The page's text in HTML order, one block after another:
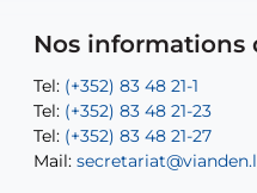
Nos informations
Tel: (+352) 83 48 21-1
Tel: (+352) 83 48 21-23
Tel: (+352) 83 48 21-27
Mail:
Tel: (+352) 83 48 21-20
Tel: (+352) 83 48 21-22
Mail:
Mail:
Mail:recette@vianden.lu
Tel:(+352) 83 48 21-31
Tel:Permanence (Fuite